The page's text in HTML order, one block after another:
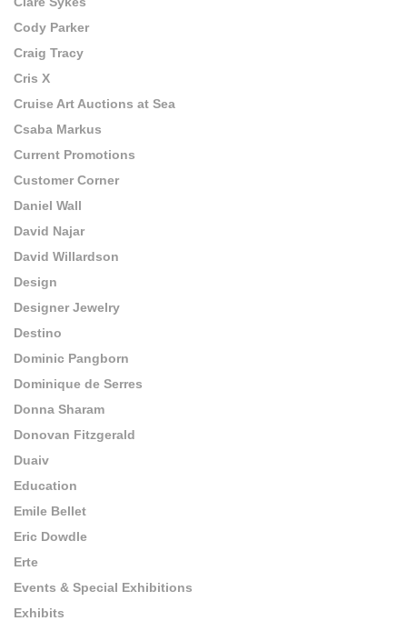
Cody Parker
Craig Tracy
Cris X
Cruise Art Auctions at Sea
Csaba Markus
Current Promotions
Customer Corner
Daniel Wall
David Najar
David Willardson
Design
Designer Jewelry
Destino
Dominic Pangborn
Dominique de Serres
Donna Sharam
Donovan Fitzgerald
Duaiv
Education
Emile Bellet
Eric Dowdle
Erte
Events & Special Exhibitions
Exhibits